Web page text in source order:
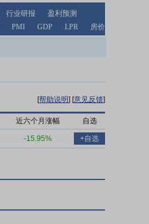
行业研报
盈利预测
PMI GDP LPR 房价
[帮助说明] [意见反馈]
近六个月涨幅 自选
-15.95% +自选